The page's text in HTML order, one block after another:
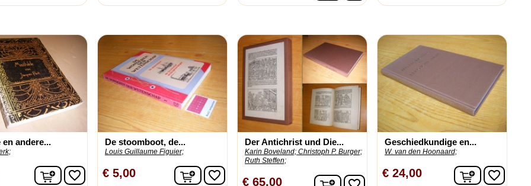
en andere...
In winkelwagen
favorite_border
De stoomboot, de...
Louis Guillaume Figuier;
€ 5,00 In winkelwagen
favorite_border
Der Antichrist und Die...
Karin Boveland; Christoph P. Burger;
Ruth Steffen;
€ 65,00 In winkelwagen
Geschiedkundige en...
W. van den Hoonaard;
€ 24,00 Infavorite_border